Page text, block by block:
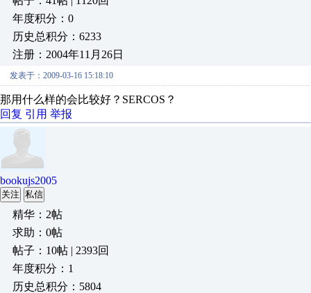
年度积分：0
历史总积分：6233
注册：2004年11月26日
发表于：2009-03-16 15:18:10
那用什么样的会比较好？SERCOS？
回复 引用 举报
bookujs2005
关注 私信
精华：2帖
求助：0帖
帖子：10帖 | 2393回
年度积分：1
历史总积分：5804